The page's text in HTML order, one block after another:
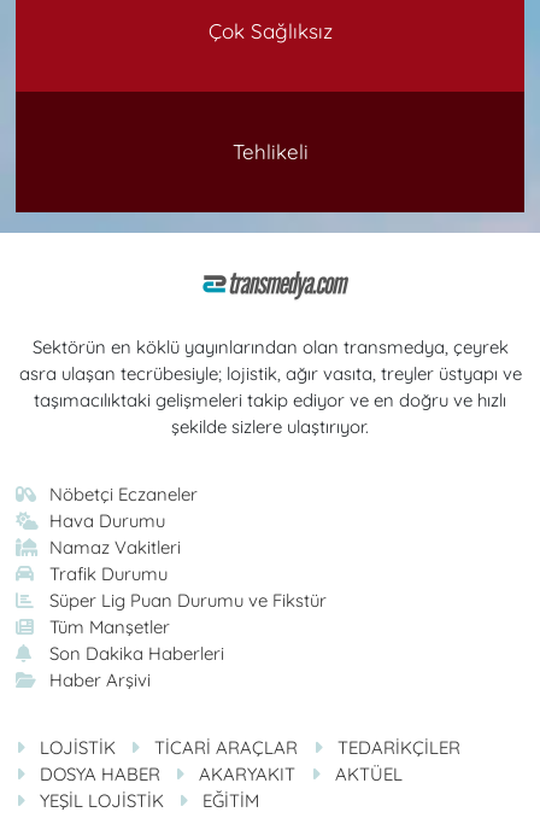
Çok Sağlıksız
Tehlikeli
Sektörün en köklü yayınlarından olan transmedya, çeyrek
asra ulaşan tecrübesiyle; lojistik, ağır vasıta, treyler üstyapı ve
taşımacılıktaki gelişmeleri takip ediyor ve en doğru ve hızlı
şekilde sizlere ulaştırıyor.
Nöbetçi Eczaneler
Hava Durumu
Namaz Vakitleri
Trafik Durumu
Süper Lig Puan Durumu ve Fikstür
Tüm Manşetler
Son Dakika Haberleri
Haber Arşivi
LOJİSTİK TİCARİ ARAÇLAR
TEDARİKÇİLER
DOSYA HABER
AKARYAKIT
AKTÜEL
YEŞİL LOJİSTİK
EĞİTİM